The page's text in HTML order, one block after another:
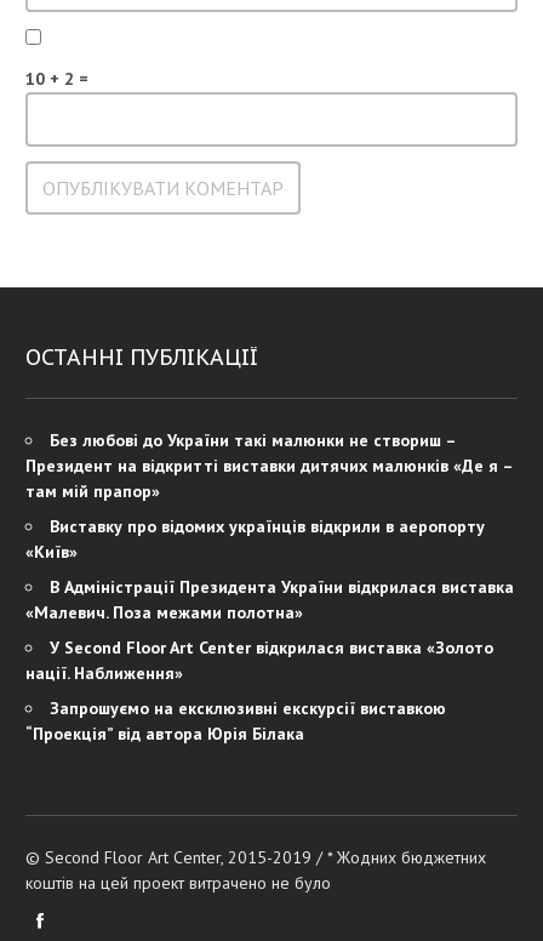
10 + 2 =
ОСТАННІ ПУБЛІКАЦІЇ
Без любові до України такі малюнки не створиш –
Президент на відкритті виставки дитячих малюнків «Де я –
там мій прапор»
Виставку про відомих українців відкрили в аеропорту
«Київ»
В Адміністрації Президента України відкрилася виставка
«Малевич. Поза межами полотна»
У Second Floor Art Center відкрилася виставка «Золото
нації. Наближення»
Запрошуємо на ексклюзивні екскурсії виставкою
“Проекція” від автора Юрія Білака
© Second Floor Art Center, 2015-2019 / * Жодних бюджетних
коштів на цей проект витрачено не було